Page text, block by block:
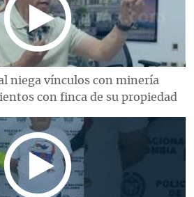
niega vínculos con minería
con finca de su propiedad